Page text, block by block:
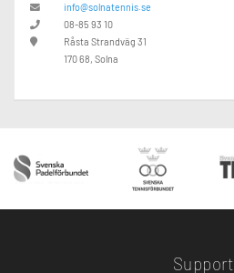
info@solnatennis.se
08-85 93 10
Råsta Strandväg 31
170 68, Solna
Support